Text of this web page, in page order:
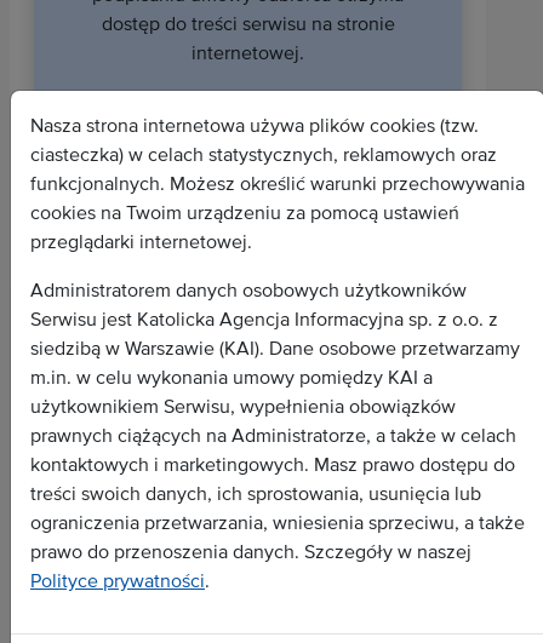
dostęp do treści serwisu na stronie
internetowej.
Wszystkie depesze
Dokument
Wywiad
Analiza
Dossier
Zapowiedź
Nasza strona internetowa używa plików cookies (tzw.
ciasteczka) w celach statystycznych, reklamowych oraz
funkcjonalnych. Możesz określić warunki przechowywania
cookies na Twoim urządzeniu za pomocą ustawień
przeglądarki internetowej.
Administratorem danych osobowych użytkowników
Serwisu jest Katolicka Agencja Informacyjna sp. z o.o. z
siedzibą w Warszawie (KAI). Dane osobowe przetwarzamy
m.in. w celu wykonania umowy pomiędzy KAI a
użytkownikiem Serwisu, wypełnienia obowiązków
prawnych ciążących na Administratorze, a także w celach
kontaktowych i marketingowych. Masz prawo dostępu do
treści swoich danych, ich sprostowania, usunięcia lub
ograniczenia przetwarzania, wniesienia sprzeciwu, a także
prawo do przenoszenia danych. Szczegóły w naszej
Polityce prywatności